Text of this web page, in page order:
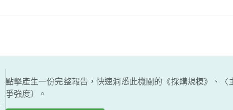
點擊產生一份完整報告，快速洞悉此機關的《採購規模》、
爭強度〕。